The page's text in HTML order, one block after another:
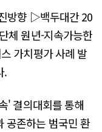
방향 ▷백두대간 20
체 원년-지속가능한
가치평가 사례 발
.
' 결의대회를 통해
공존하는 범국민 환